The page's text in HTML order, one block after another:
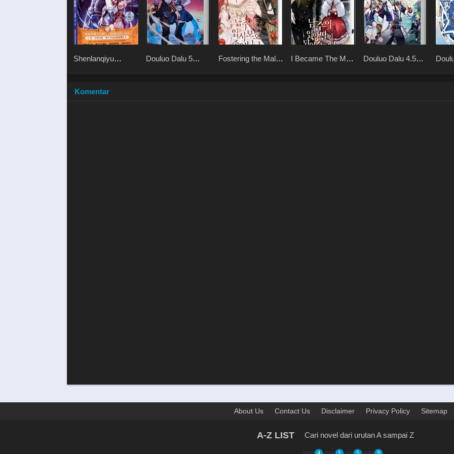
Shenlanqiyu
Douluo Dalu 5
Fostering the Male
I Became The Male
Douluo Dalu 4.5
Komentar
About Us Contact Us Disclaimer Privacy Policy Sitemap
A-Z LIST Cari novel dari urutan A sampai Z
4 1 1 3